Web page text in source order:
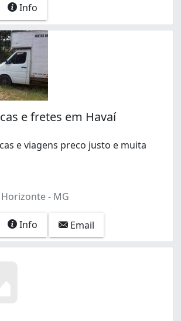
Info
e fretes em Havaí
e viagens preco justo e muita
- MG
Info Email